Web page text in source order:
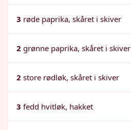
3 røde paprika, skåret i skiver
2 grønne paprika, skåret i skiver
2 store rødløk, skåret i skiver
3 fedd hvitløk, hakket